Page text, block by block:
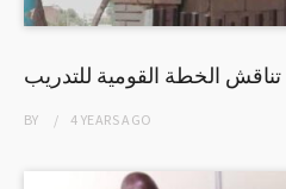
الخطة القومية للتدريب
BY 4 YEARSAGO